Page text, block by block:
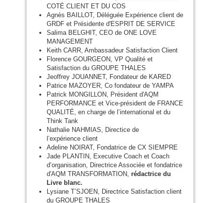
COTÉ CLIENT ET DU COS
Agnès BAILLOT, Déléguée Expérience client de
GRDFet Présidente d'ESPRIT DE SERVICE
Salima BELGHIT, CEOde ONE LOVE
MANAGEMENT
Keith CARR, Ambassadeur Satisfaction Client
Florence GOURGEON, VP Qualité et
Satisfaction du GROUPE THALES
Jeoffrey JOUANNET, Fondateur de KARED
Patrice MAZOYER, Co fondateur de YAMPA
Patrick MONGILLON, Président d'AQM
PERFORMANCE et Vice-président de FRANCE
QUALITÉ, en charge de l’international et du
Think Tank
Nathalie NAHMIAS, Directice de
l’expérience client
Adeline NOIRAT, Fondatrice de CX SIEMPRE
Jade PLANTIN, Executive Coach et Coach
d’organisation, Directrice Associée et fondatrice
d'AQM TRANSFORMATION, rédactrice du
Livre blanc.
Lysiane T’SJOEN, Directrice Satisfaction client
du GROUPE THALES